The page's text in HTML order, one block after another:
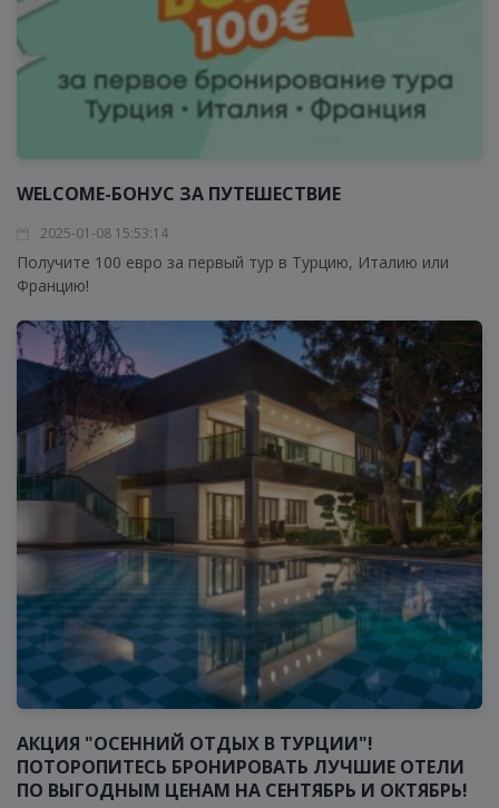
WELCOME-БОНУС ЗА ПУТЕШЕСТВИЕ
2025-01-08 15:53:14
Получите 100 евро за первый тур в Турцию, Италию или
Францию!
АКЦИЯ "ОСЕННИЙ ОТДЫХ В ТУРЦИИ"!
ПОТОРОПИТЕСЬ БРОНИРОВАТЬ ЛУЧШИЕ ОТЕЛИ
ПО ВЫГОДНЫМ ЦЕНАМ НА СЕНТЯБРЬ И ОКТЯБРЬ!